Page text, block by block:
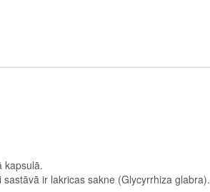
kapsulā.
ir lakricas sakne (Glycyrrhiza glabra).